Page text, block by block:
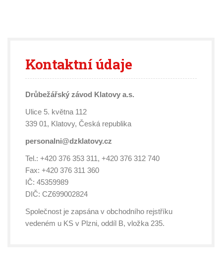
Kontaktníúdaje
Drůbežářský závod Klatovy a.s.
Ulice 5. května 112
339 01, Klatovy, Česká republika
personalni@dzklatovy.cz
Tel.: +420 376 353 311, +420 376 312 740
Fax: +420 376 311 360
IČ: 45359989
DIČ: CZ699002824
Společnost je zapsána v obchodního rejstříku
vedeném u KS v Plzni, oddíl B, vložka 235.